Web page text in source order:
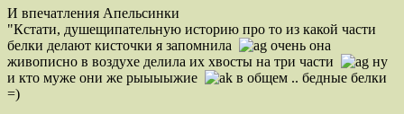
И впечатления Апельсинки
"Кстати, душещипательную историю про то из какой части
белки делают кисточки я запомнила
очень она
живописно в воздухе делила их хвосты на три части
ну
и кто муже они же рыыыыжие
в общем .. бедные белки
=)